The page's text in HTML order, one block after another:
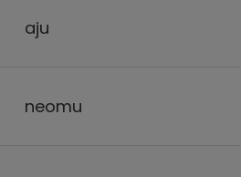
aju
neomu